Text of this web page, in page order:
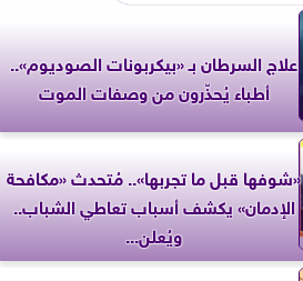
علاج السرطان بـ «بيكربونات الصوديوم»..
أطباء يُحذّرون من وصفات الموت
«شوفها قبل ما تجربها».. مُتحدث «مكافحة
الإدمان» يكشف أسباب تعاطي الشباب..
ويُعلن...